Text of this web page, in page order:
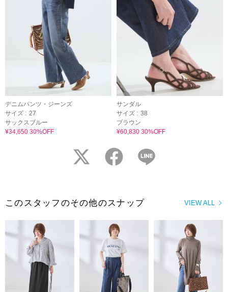
デニムパンツ・ジーンズ
サイズ : 27
サックスブルー
¥34,650 30%OFF
サンダル
サイズ : 38
ブラウン
¥60,830 30%OFF
twitter facebook
VIEW ALL
このスタッフのその他のスナップ